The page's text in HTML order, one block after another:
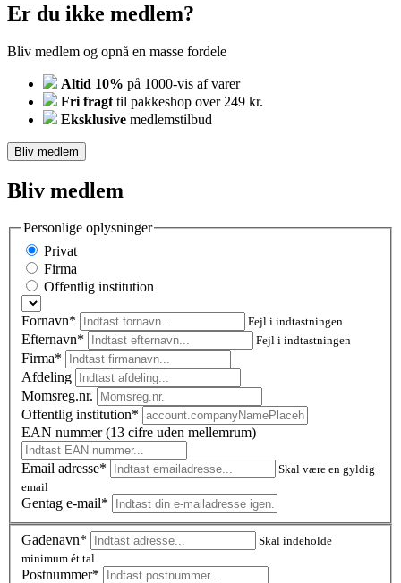
Er du ikke medlem?
Bliv medlem og opnå en masse fordele
Altid 10% på 1000-vis af varer
Fri fragt til pakkeshop over 249 kr.
Eksklusive medlemstilbud
Bliv medlem
Bliv medlem
Personlige oplysninger
Privat
Firma
Offentlig institution
Fornavn* Fejl i indtastningen
Efternavn* Fejl i indtastningen
Firma*
Afdeling
Momsreg.nr.
Offentlig institution*
EAN nummer (13 cifre uden mellemrum)
Email adresse*
Skal være en gyldig
email
Gentag e-mail*
Gadenavn*
Skal indeholde
minimum ét tal
Postnummer*